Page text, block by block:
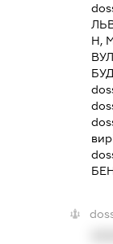
Н,